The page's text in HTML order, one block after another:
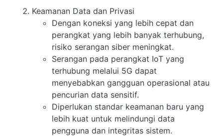
Keamanan Data dan Privasi
Dengan koneksi yang lebih cepat dan
perangkat yang lebih banyak terhubung,
risiko serangan siber meningkat.
Serangan pada perangkat IoT yang
terhubung melalui 5G dapat
menyebabkan gangguan operasional atau
pencurian data sensitif.
Diperlukan standar keamanan baru yang
lebih kuat untuk melindungi data
pengguna dan integritas sistem.